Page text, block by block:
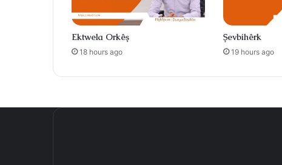
Ektwela Orkêş
18 hours ago
Şevbihêrk
19 hours ago